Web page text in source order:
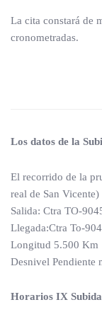
La cita constará de
cronometradas.
Los datos de la
El recorrido de la
real de San Vicente)
Salida: Ctra TO-
Llegada:Ctra To-
Longitud 5.500 Km
Desnivel Pendiente
Horarios IX